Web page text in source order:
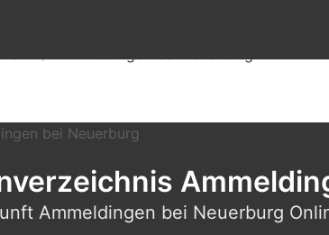
Ammeldingen bei Neuerburg